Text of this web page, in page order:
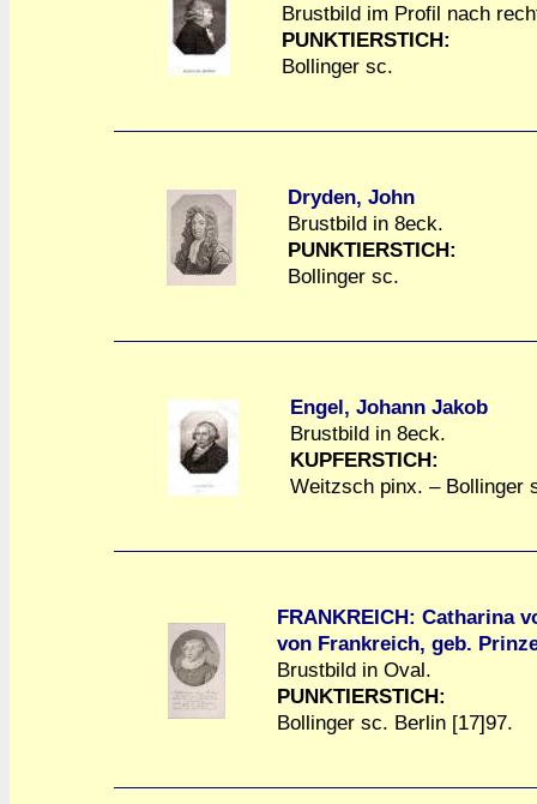
Brustbild im Profil nach
PUNKTIERSTICH:
Bollinger sc.
Dryden, John
Brustbild in 8eck.
PUNKTIERSTICH:
Bollinger sc.
Engel, Johann Jakob
Brustbild in 8eck.
KUPFERSTICH:
Weitzsch pinx. – Bollinger
FRANKREICH: Catharina
von Frankreich, geb.
Brustbild in Oval.
PUNKTIERSTICH:
Bollinger sc. Berlin [17]97.